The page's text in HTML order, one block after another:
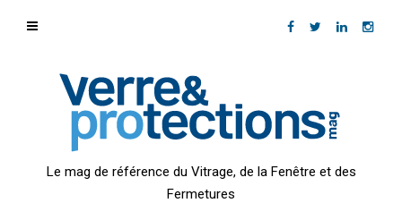
Le mag de référence du Vitrage, de la Fenêtre et des
Fermetures